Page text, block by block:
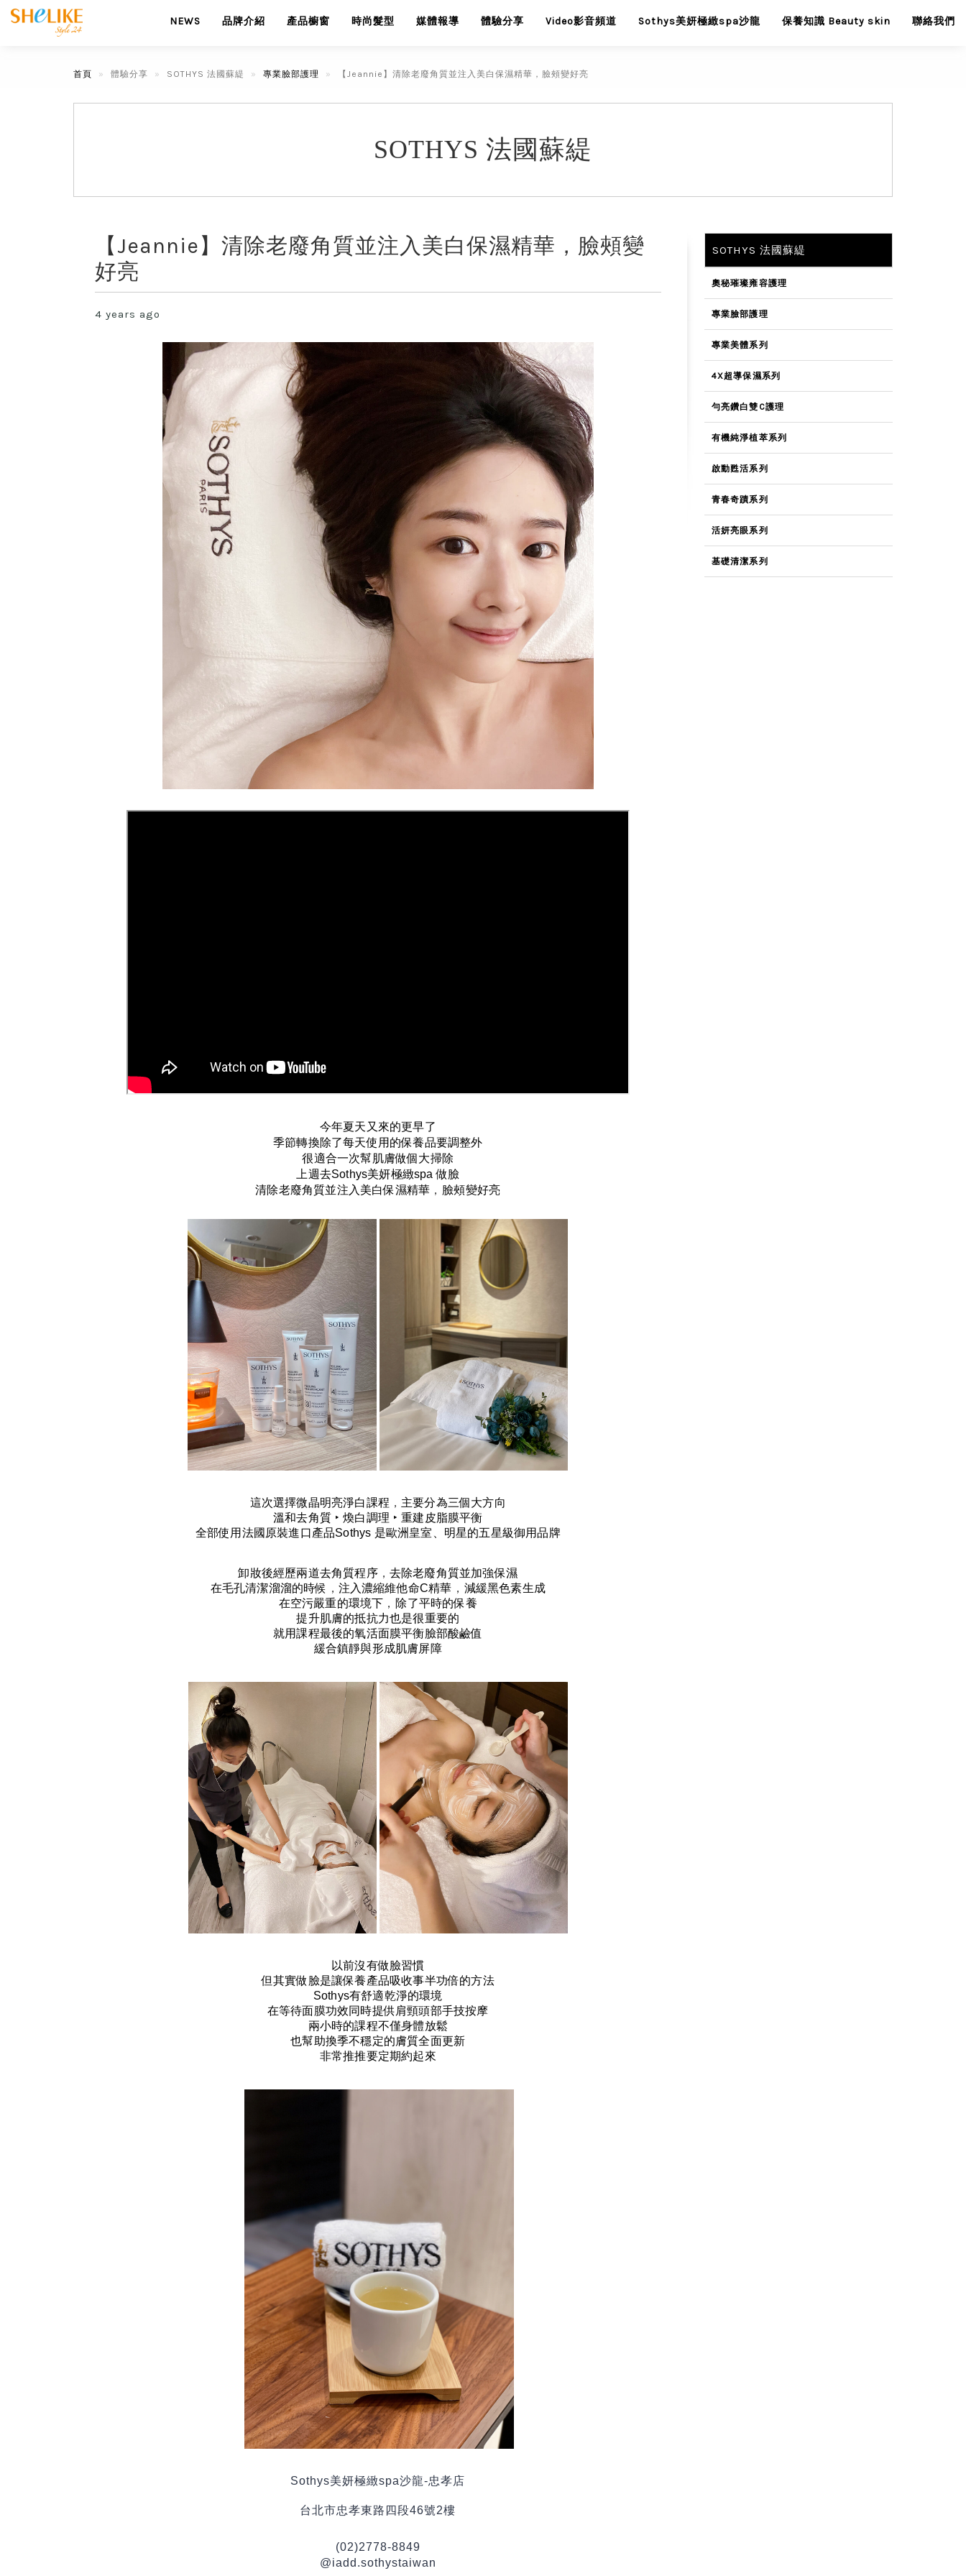
NEWS 品牌介紹 產品櫥窗 時尚髮型 媒體報導 體驗分享 Video影音頻道 Sothys美妍極緻spa沙龍 保養知識 Beauty skin 聯絡我們
首頁 體驗分享 SOTHYS 法國蘇緹 專業臉部護理 【Jeannie】清除老廢角質並注入美白保濕精華，臉頰變好亮
SOTHYS 法國蘇緹
【Jeannie】清除老廢角質並注入美白保濕精華，臉頰變
好亮
4 years ago
今年夏天又來的更早了
季節轉換除了每天使用的保養品要調整外
很適合一次幫肌膚做個大掃除
上週去Sothys美妍極緻spa做臉
清除老廢角質並注入美白保濕精華 ， 臉頰變好亮
這次選擇微晶明亮淨白課程 ， 主要分為三個大方向
溫和去角質 ‣ 煥白調理 ‣ 重建皮脂膜平衡
全部使用法國原裝進口產品Sothys 是歐洲皇室、明星的五星級御用品牌
卸妝後經歷兩道去角質程序， 去除老廢角質並加強保濕
在毛孔清潔溜溜的時候 ， 注入濃縮維他命C精華 ， 減緩黑色素生成
在空污嚴重的環境下 ， 除了平時的保養
提升肌膚的抵抗力也是很重要的
就用課程最後的氧活面膜平衡臉部酸鹼值
緩合鎮靜與形成肌膚屏障
以前沒有做臉習慣
但其實做臉是讓保養產品吸收事半功倍的方法
Sothys有舒適乾淨的環境
在等待面膜功效同時提供肩頸頭部手技按摩
兩小時的課程不僅身體放鬆
也幫助換季不穩定的膚質全面更新
非常推推要定期約起來
Sothys美妍極緻spa沙龍-忠孝店
台北市忠孝東路四段46號2樓
(02)2778-8849
@iadd.sothystaiwan
SOTHYS 法國蘇緹
奧秘璀璨雍容護理
專業臉部護理
專業美體系列
4X超導保濕系列
勻亮鑽白雙C護理
有機純淨植萃系列
啟動甦活系列
青春奇蹟系列
活妍亮眼系列
基礎清潔系列